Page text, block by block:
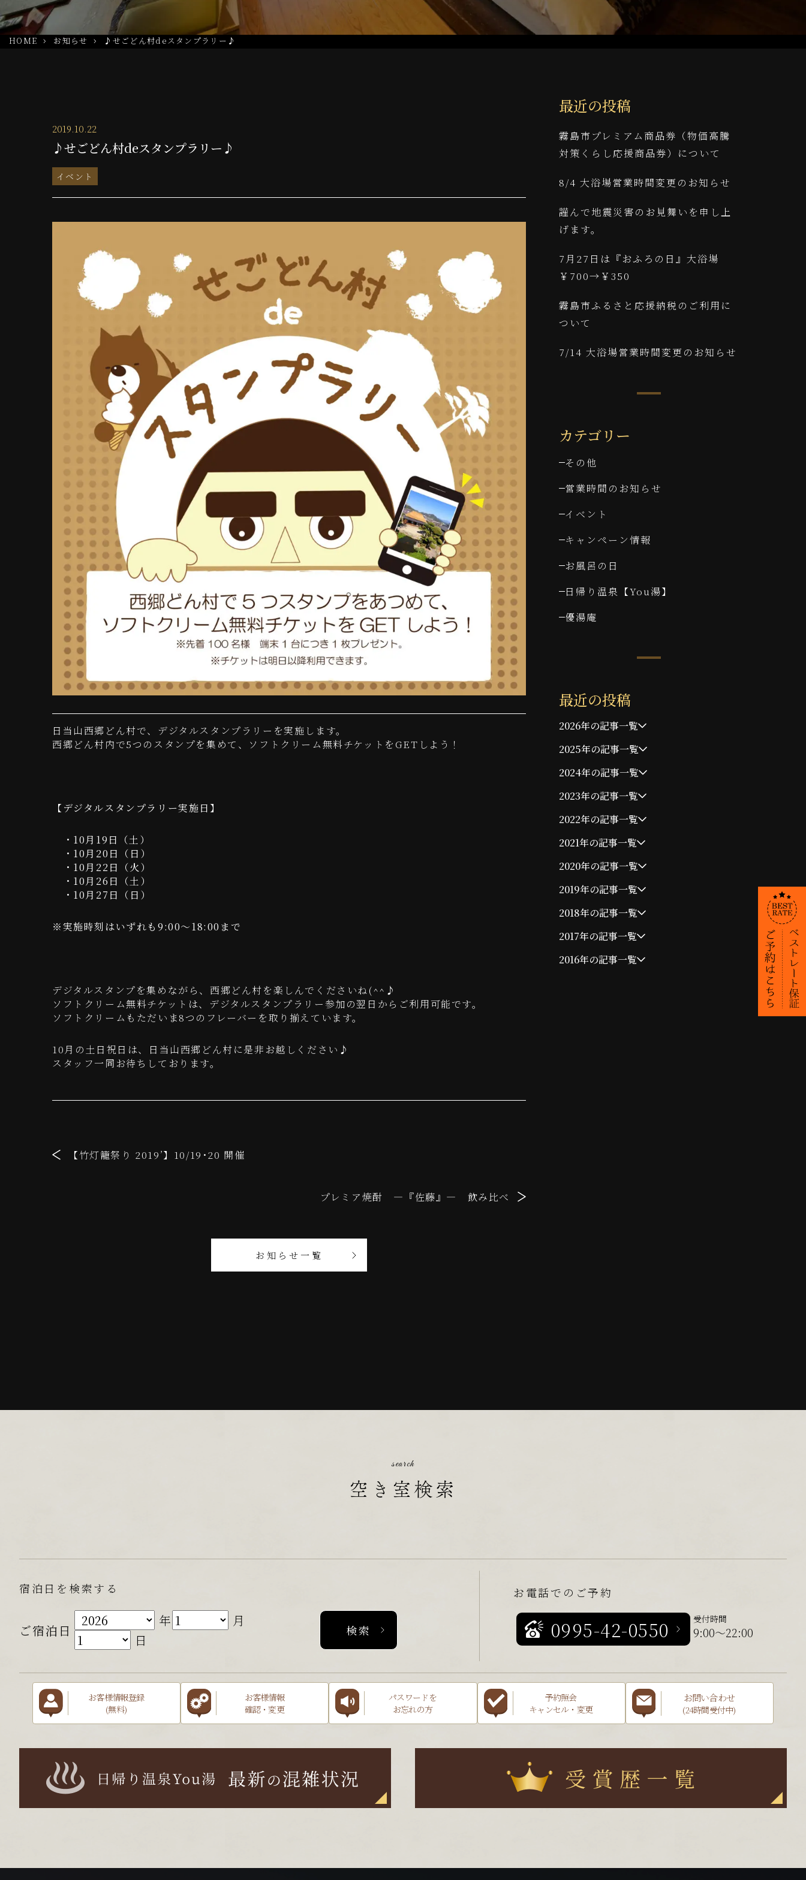
HOME お知らせ ♪せごどん村deスタンプラリー♪
2019.10.22
♪せごどん村deスタンプラリー♪
イベント
日当山西郷どん村で、デジタルスタンプラリーを実施します。
西郷どん村内で5つのスタンプを集めて、ソフトクリーム無料チケットをGETしよう！
【デジタルスタンプラリー実施日】
・10月19日（土）
・10月20日（日）
・10月22日（火）
・10月26日（土）
・10月27日（日）
※実施時刻はいずれも9:00～18:00まで
デジタルスタンプを集めながら、西郷どん村を楽しんでくださいね(^^♪
ソフトクリーム無料チケットは、デジタルスタンプラリー参加の翌日からご利用可能です。
ソフトクリームもただいま8つのフレーバーを取り揃えています。
10月の土日祝日は、日当山西郷どん村に是非お越しください♪
スタッフ一同お待ちしております。
【竹灯籠祭り 2019’】10/19･20 開催
プレミア焼酎 ―『佐藤』― 飲み比べ
お知らせ一覧
最近の投稿
霧島市プレミアム商品券（物価高騰
対策くらし応援商品券）について
8/4 大浴場営業時間変更のお知らせ
謹んで地震災害のお見舞いを申し上
げます。
7月27日は『おふろの日』大浴場
￥700→￥350
霧島市ふるさと応援納税のご利用に
ついて
7/14 大浴場営業時間変更のお知らせ
カテゴリー
その他
営業時間のお知らせ
イベント
キャンペーン情報
お風呂の日
日帰り温泉【You湯】
優湯庵
最近の投稿
2026年の記事一覧
2025年の記事一覧
2024年の記事一覧
2023年の記事一覧
2022年の記事一覧
2021年の記事一覧
2020年の記事一覧
2019年の記事一覧
2018年の記事一覧
2017年の記事一覧
2016年の記事一覧
search
空き室検索
宿泊日を検索する
ご宿泊日
年
月
日
お電話でのご予約
0995-42-0550 受付時間
9:00～22:00
お客様情報登録
(無料)
お客様情報
確認・変更
パスワードを
お忘れの方
予約照会
キャンセル・変更
お問い合わせ
(24時間受付中)